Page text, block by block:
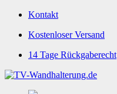
Kontakt
Kostenloser Versand
14 Tage Rückgaberecht